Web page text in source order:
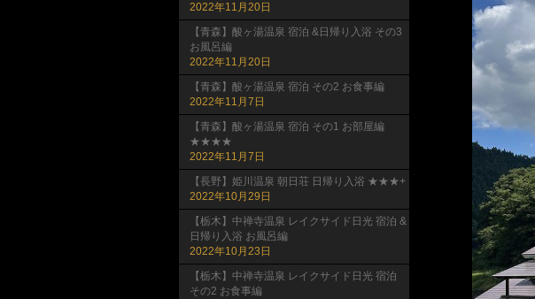
2022年11月20日
【青森】酸ヶ湯温泉 宿泊 &日帰り入浴 その3
お風呂編
2022年11月20日
【青森】酸ヶ湯温泉 宿泊 その2 お食事編
2022年11月7日
【青森】酸ヶ湯温泉 宿泊 その1 お部屋編
★★★★
2022年11月7日
【長野】姫川温泉 朝日荘 日帰り入浴 ★★★+
2022年10月29日
【栃木】中禅寺温泉 レイクサイド日光 宿泊 &
日帰り入浴 お風呂編
2022年10月23日
【栃木】中禅寺温泉 レイクサイド日光 宿泊
その2 お食事編